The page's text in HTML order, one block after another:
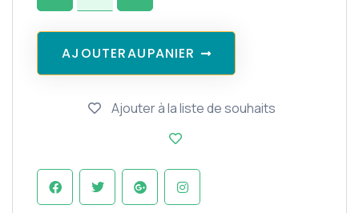
AJ OUTERAUPANIER
Ajouter à la liste de souhaits